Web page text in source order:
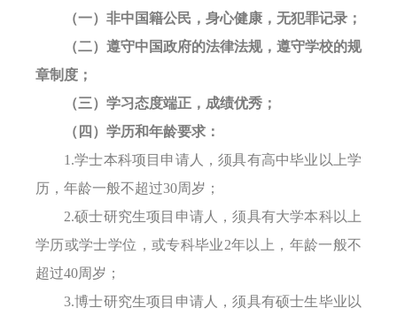
（一）非中国籍公民，身心健康，无犯罪记录；
（二）遵守中国政府的法律法规，遵守学校的规
章制度；
（三）学习态度端正，成绩优秀；
（四）学历和年龄要求：
1.学士本科项目申请人，须具有高中毕业以上学
历，年龄一般不超过30周岁；
2.硕士研究生项目申请人，须具有大学本科以上
学历或学士学位，或专科毕业2年以上，年龄一般不
超过40周岁；
3.博士研究生项目申请人，须具有硕士生毕业以